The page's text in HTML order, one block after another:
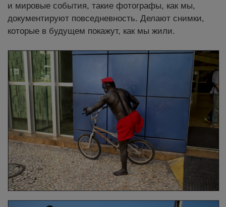
и мировые события, такие фотографы, как мы,
документируют повседневность. Делают снимки,
которые в будущем покажут, как мы жили.